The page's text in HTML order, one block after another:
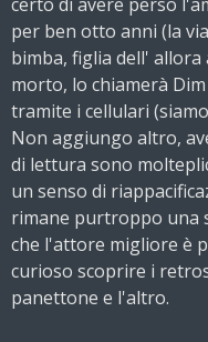
certo di avere perso
per ben otto anni (la
bimba, figlia dell'
morto, lo chiamerà
tramite i cellulari
Non aggiungo altro,
di lettura sono
un senso di
rimane purtroppo una
che l'attore migliore è
curioso scoprire i
panettone e l'altro.